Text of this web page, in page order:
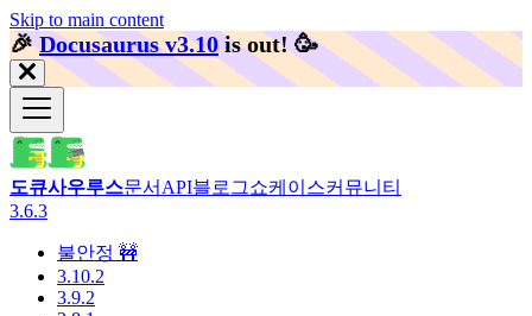
Skip to main content
🎉️Docusaurus v3.10 is out! 🥳️
도큐사우루스문서 API블로그쇼케이스커뮤니티
3.6.3
불안정 🚧
3.10.2
3.9.2